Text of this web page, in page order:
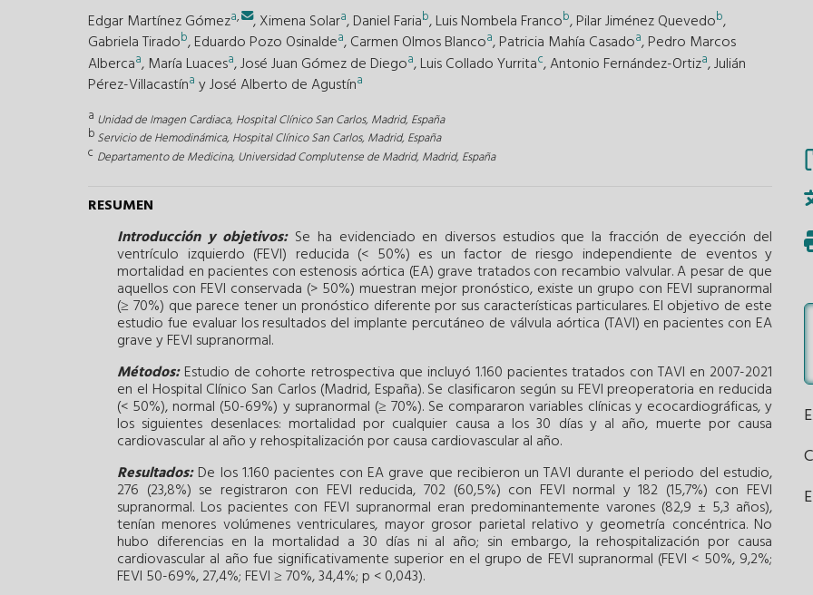
Edgar Martínez Gómeza, ,Ximena Solara,Daniel Fariab,Luis Nombela Francob,Pilar Jiménez Quevedob,
Gabriela Tiradob,Eduardo Pozo Osinaldea,Carmen Olmos Blancoa,Patricia Mahía Casadoa,Pedro Marcos
Albercaa, María Luacesa,José Juan Gómez de Diegoa,Luis Collado Yurritac,Antonio Fernández-Ortiza,Julián
Pérez-Villacastína yJosé Alberto de Agustína
a Unidad de Imagen Cardiaca, Hospital Clínico San Carlos, Madrid, España
bServicio de Hemodinámica, Hospital Clínico San Carlos, Madrid, España
c Departamento de Medicina, Universidad Complutense de Madrid, Madrid, España
RESUMEN
Introducción y objetivos:Se ha evidenciado en diversos estudios que la fracción de eyección del
ventrículo izquierdo (FEVI) reducida (< 50%) es un factor de riesgo independiente de eventos y
mortalidad en pacientes con estenosis aórtica (EA) grave tratados con recambio valvular. A pesar de que
aquellos con FEVI conservada (> 50%) muestran mejor pronóstico, existe un grupo con FEVI supranormal
(≥ 70%) que parece tener un pronóstico diferente por sus características particulares. El objetivo de este
estudio fue evaluar los resultados del implante percutáneo de válvula aórtica (TAVI) en pacientes con EA
grave y FEVI supranormal.
Métodos:Estudio de cohorte retrospectiva que incluyó 1.160 pacientes tratados con TAVI en 2007-2021
en el Hospital Clínico San Carlos (Madrid, España). Se clasificaron según su FEVI preoperatoria en reducida
(< 50%), normal (50-69%) y supranormal (≥ 70%). Se compararon variables clínicas y ecocardiográficas, y
los siguientes desenlaces: mortalidad por cualquier causa a los 30 días y al año, muerte por causa
cardiovascular al año y rehospitalización por causa cardiovascular al año.
Resultados:De los 1.160 pacientes con EA grave que recibieron un TAVI durante el periodo del estudio,
276 (23,8%) se registraron con FEVI reducida, 702 (60,5%) con FEVI normal y 182 (15,7%) con FEVI
supranormal. Los pacientes con FEVI supranormal eran predominantemente varones (82,9 ± 5,3 años),
tenían menores volúmenes ventriculares, mayor grosor parietal relativo y geometría concéntrica. No
hubo diferencias en la mortalidad a 30 días ni al año; sin embargo, la rehospitalización por causa
cardiovascular al año fue significativamente superior en el grupo de FEVI supranormal (FEVI < 50%, 9,2%;
FEVI 50-69%, 27,4%; FEVI ≥ 70%, 34,4%; p < 0,043).